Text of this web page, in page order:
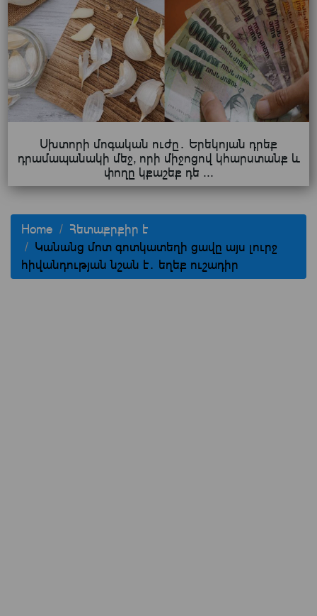
Սխտորի մոգական ուժը․ Երեկոյան դրեք
դրամապանակի մեջ, որի միջոցով կհարստանք և
փողը կքաշեք դե ...
Home
Հետաքրքիր է
Կանանց մոտ գոտկատեղի ցավը այս լուրջ
հիվանդության նշան է․ եղեք ուշադիր